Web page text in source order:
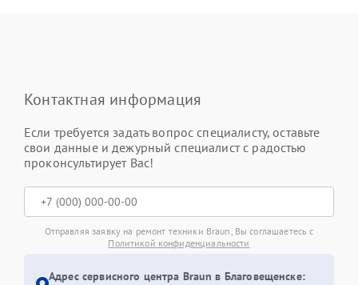
Контактная информация
Если требуется задать вопрос специалисту, оставьте
свои данные и дежурный специалист с радостью
проконсультирует Вас!
Отправляя заявку на ремонт техники Braun, Вы соглашаетесь с
Политикой конфиденциальности
Адрес сервисного центра Braun в Благовещенске: